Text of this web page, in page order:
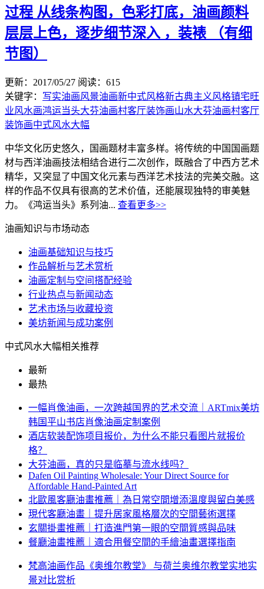
过程 从线条构图，色彩打底，油画颜料
层层上色，逐步细节深入 ，装裱 （有细
节图）
更新：2017/05/27 阅读：615
关键字： 写实油画风景油画新中式风格新古典主义风格镇宅旺
业风水画鸿运当头大芬油画村客厅装饰画山水大芬油画村客厅
装饰画中式风水大幅
中华文化历史悠久，国画题材丰富多样。将传统的中国国画题
材与西洋油画技法相结合进行二次创作，既融合了中西方艺术
精华，又突显了中国文化元素与西洋艺术技法的完美交融。这
样的作品不仅具有很高的艺术价值，还能展现独特的审美魅
力。《鸿运当头》系列油... 查看更多>>
油画知识与市场动态
油画基础知识与技巧
作品解析与艺术赏析
油画定制与空间搭配经验
行业热点与新闻动态
艺术市场与收藏投资
美坊新闻与成功案例
中式风水大幅相关推荐
最新
最热
一幅肖像油画，一次跨越国界的艺术交流｜ARTmix美坊
韩国平山书店肖像油画定制案例
酒店软装配饰项目报价，为什么不能只看图片就报价
格？
大芬油画，真的只是临摹与流水线吗？
Dafen Oil Painting Wholesale: Your Direct Source for
Affordable Hand-Painted Art
北歐風客廳油畫推薦｜為日常空間增添溫度與留白美感
現代客廳油畫｜提升居家風格層次的空間藝術選擇
玄關掛畫推薦｜打造進門第一眼的空間質感與品味
餐廳油畫推薦｜適合用餐空間的手繪油畫選擇指南
梵高油画作品《奥维尔教堂》 与荷兰奥维尔教堂实地实
景对比赏析